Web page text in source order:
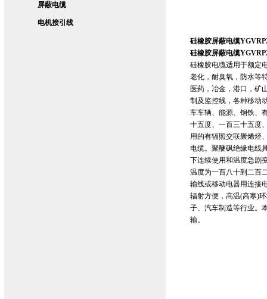
屏蔽电缆
电机接引线
硅橡胶屏蔽电缆
硅橡胶屏蔽电缆
硅橡胶电缆适用于额定
老化，耐臭氧，防水等
医药，冶金，港口，矿
制及监控线，各种移动
车车辆、能源、钢铁、
十五度、一百三十五度
用的有辐照交联聚烯烃
电缆。聚醚砜绝缘电线
下连续使用和温度急剧
温度为一百八十到二百
输线或移动电器用连接
辐射方便，高温(高寒)
子、汽车制造等行业。
输。